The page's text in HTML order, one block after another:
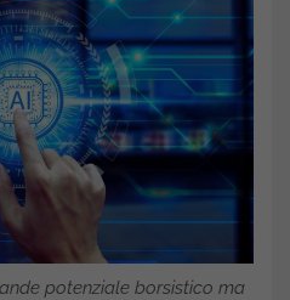
potenziale borsistico ma